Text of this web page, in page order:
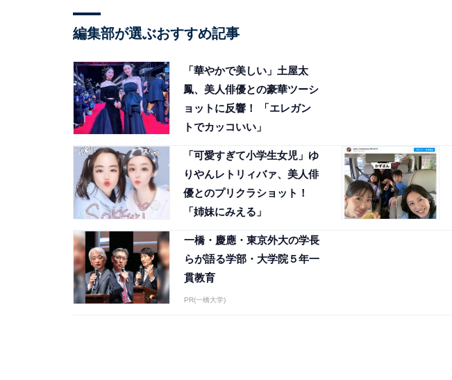
編集部が選ぶおすすめ記事
「華やかで美しい」土屋太
鳳、美人俳優との豪華ツーシ
ョットに反響！ 「エレガン
トでカッコいい」
「可愛すぎて小学生女児」ゆ
りやんレトリィバァ、美人俳
優とのプリクラショット！
「姉妹にみえる」
一橋・慶應・東京外大の学長
らが語る学部・大学院５年一
貫教育
PR(一橋大学)